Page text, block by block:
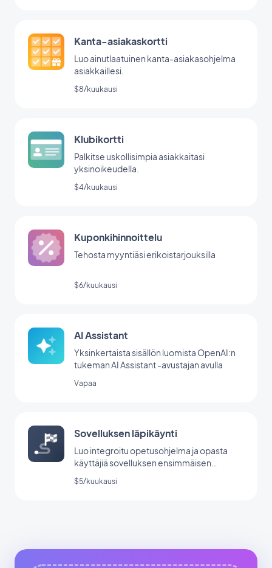
Kanta-asiakaskortti
Luo ainutlaatuinen kanta-asiakasohjelma
asiakkaillesi.
$8/kuukausi
Klubikortti
Palkitse uskollisimpia asiakkaitasi
yksinoikeudella.
$4/kuukausi
Kuponkihinnoittelu
Tehosta myyntiäsi erikoistarjouksilla
$6/kuukausi
AI Assistant
Yksinkertaista sisällön luomista OpenAI:n
tukeman AI Assistant -avustajan avulla
Vapaa
Sovelluksen läpikäynti
Luo integroitu opetusohjelma ja opasta
käyttäjiä sovelluksen ensimmäisen
käynnistyksen aikana.
$5/kuukausi